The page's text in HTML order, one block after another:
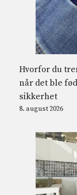
Hvorfor du
når det ble
sikkerhet
8. august 2026